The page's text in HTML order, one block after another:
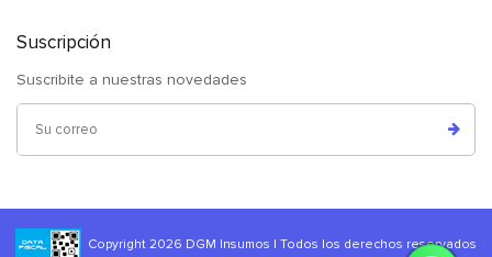
Suscripción
Suscribite a nuestras novedades
Copyright 2026 DGM Insumos | Todos los derechos reservados